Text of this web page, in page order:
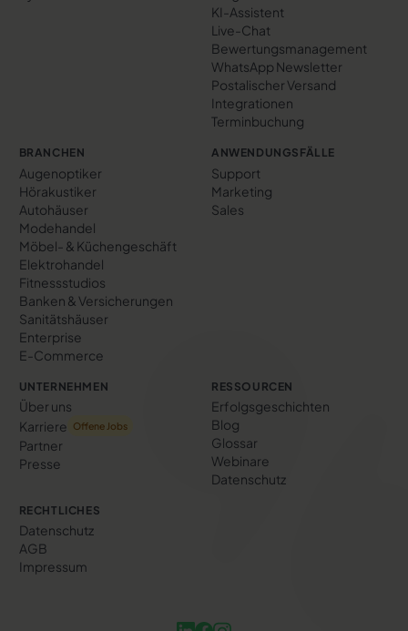
KI-Assistent
Live-Chat
Bewertungs­management
WhatsApp Newsletter
Postalischer Versand
Integrationen
Terminbuchung
BRANCHEN
Augenoptiker
Hörakustiker
Autohäuser
Modehandel
Möbel- & Küchengeschäft
Elektrohandel
Fitnessstudios
Banken & Versicherungen
Sanitätshäuser
Enterprise
E-Commerce
ANWENDUNGSFÄLLE
Support
Marketing
Sales
UNTERNEHMEN
Über uns
Karriere
Offene Jobs
Partner
Presse
RESSOURCEN
Erfolgs­geschichten
Blog
Glossar
Webinare
Datenschutz
RECHTLICHES
Datenschutz
AGB
Impressum